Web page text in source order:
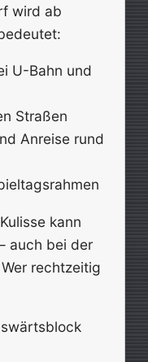
wird ab
U-Bahn und
Straßen
Anreise rund
kann
auch bei der
rechtzeitig